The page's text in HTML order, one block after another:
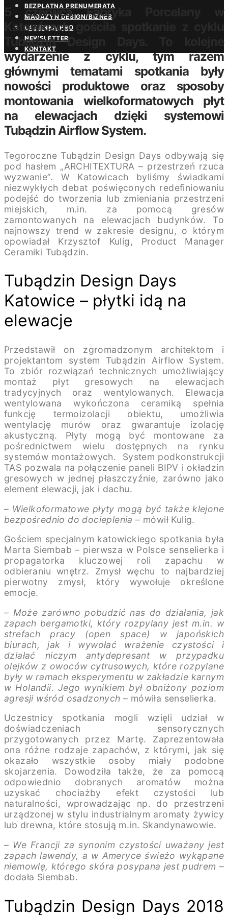
BEZPŁATNA PRENUMERATA
MAGAZYN DESIGN/BIZNES
ŁAZIENKA.PRO
NEWSLETTER
KONTAKT
5 czerwca Fabryka Porcelany w
Katowicach gościła spotkanie z cyklu
Tubądzin Design Days. To kolejne
wydarzenie z cyklu, tym razem
głównymi tematami spotkania były
nowości produktowe oraz sposoby
montowania wielkoformatowych płyt
na elewacjach dzięki systemowi
Tubądzin Airflow System.
Tegoroczne Tubądzin Design Days odbywają się
pod hasłem „ARCHITEXTURA – przestrzeń rzuca
wyzwanie”. W Katowicach byliśmy świadkami
niezwykłych debat poświęconych redefiniowaniu
podejść do tworzenia lub zmieniania przestrzeni
miejskich, m.in. za pomocą gresów
zamontowanych na elewacjach budynków. To
najnowszy trend w zakresie designu, o którym
opowiadał Krzysztof Kulig, Product Manager
Ceramiki Tubądzin.
Tubądzin Design Days
Katowice – płytki idą na
elewacje
Przedstawił on zgromadzonym architektom i
projektantom system Tubądzin Airflow System.
To zbiór rozwiązań technicznych umożliwiający
montaż płyt gresowych na elewacjach
tradycyjnych oraz wentylowanych. Elewacja
wentylowana wykończona ceramiką spełnia
funkcję termoizolacji obiektu, umożliwia
wentylację murów oraz gwarantuje izolację
akustyczną. Płyty mogą być montowane za
pośrednictwem wielu dostępnych na rynku
systemów montażowych. System podkonstrukcji
TAS pozwala na połączenie paneli BIPV i okładzin
gresowych w jednej płaszczyźnie, zarówno jako
element elewacji, jak i dachu.
– Wielkoformatowe płyty mogą być także klejone
bezpośrednio do docieplenia – mówił Kulig.
Gościem specjalnym katowickiego spotkania była
Marta Siembab – pierwsza w Polsce senselierka i
propagatorka kluczowej roli zapachu w
odbieraniu wnętrz. Zmysł węchu to najbardziej
pierwotny zmysł, który wywołuje określone
emocje.
– Może zarówno pobudzić nas do działania, jak
zapach bergamotki, który rozpylany jest m.in. w
strefach pracy (open space) w japońskich
biurach, jak i wywołać wrażenie czystości i
działać niczym antydepresant w przypadku
olejków z owoców cytrusowych, które rozpylane
były w ramach eksperymentu w zakładzie karnym
w Holandii. Jego wynikiem był obniżony poziom
agresji wśród osadzonych – mówiła senselierka.
Uczestnicy spotkania mogli wzięli udział w
doświadczeniach sensorycznych
przygotowanych przez Martę. Zaprezentowała
ona różne rodzaje zapachów, z którymi, jak się
okazało wszystkie osoby miały podobne
skojarzenia. Dowodziła także, że za pomocą
odpowiednio dobranych aromatów można
uzyskać chociażby efekt czystości lub
naturalności, wprowadzając np. do przestrzeni
urządzonej w stylu industrialnym aromaty żywicy
lub drewna, które stosują m.in. Skandynawowie.
– We Francji za synonim czystości uważany jest
zapach lawendy, a w Ameryce świeżo wykąpane
niemowlę, którego skóra posypana jest pudrem –
dodała Siembab.
Tubądzin Design Days 2018